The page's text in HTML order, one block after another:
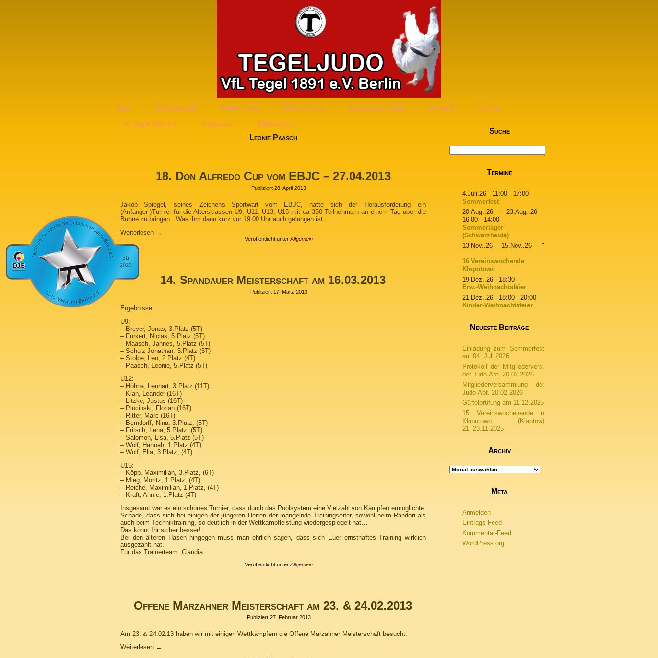
Start Trainingszeiten Matten-Paten Probe-Training Beiträge und Eintritt Vorstand Termine
VfL-Tegel 1891 e.V. Impressum Datenschutz
Leonie Paasch
18. Don Alfredo Cup vom EBJC – 27.04.2013
Publiziert 28. April 2013
Jakob Spiegel, seines Zeichens Sportwart vom EBJC, hatte sich der Herausforderung ein
(Anfänger-)Turnier für die Altersklassen U9, U11, U13, U15 mit ca 350 Teilnehmern an einem Tag über die
Bühne zu bringen. Was ihm dann kurz vor 19:00 Uhr auch gelungen ist.
Weiterlesen →
Veröffentlicht unter Allgemein
14. Spandauer Meisterschaft am 16.03.2013
Publiziert 17. März 2013
Ergebnisse:
U9:
– Breyer, Jonas, 3.Platz (5T)
– Furkert, Niclas, 5.Platz (5T)
– Maasch, Jannes, 5.Platz (5T)
– Schulz Jonathan, 5.Platz (5T)
– Stolpe, Leo, 2.Platz (4T)
– Paasch, Leonie, 5.Platz (5T)
U12:
– Höhna, Lennart, 3.Platz (11T)
– Klan, Leander (16T)
– Litzke, Justus (16T)
– Plucinski, Florian (16T)
– Ritter, Marc (16T)
– Berndorff, Nina, 3.Platz, (5T)
– Fritsch, Lena, 5.Platz, (5T)
– Salomon, Lisa, 5.Platz (5T)
– Wolf, Hannah, 1.Platz (4T)
– Wolf, Ella, 3.Platz, (4T)
U15:
– Köpp, Maximilian, 3.Platz, (6T)
– Mieg, Moritz, 1.Platz, (4T)
– Reiche, Maximilian, 1.Platz, (4T)
– Kraft, Annie, 1.Platz (4T)
Insgesamt war es ein schönes Turnier, dass durch das Poolsystem eine Vielzahl von Kämpfen ermöglichte.
Schade, dass sich bei einigen der jüngeren Herren der mangelnde Trainingseifer, sowohl beim Randori als
auch beim Techniktraining, so deutlich in der Wettkampfleistung wiedergespiegelt hat…
Das könnt Ihr sicher besser!
Bei den älteren Hasen hingegen muss man ehrlich sagen, dass sich Euer ernsthaftes Training wirklich
ausgezahlt hat.
Für das Trainerteam: Claudia
Veröffentlicht unter Allgemein
Offene Marzahner Meisterschaft am 23. & 24.02.2013
Publiziert 27. Februar 2013
Am 23. & 24.02.13 haben wir mit einigen Wettkämpfern die Offene Marzahner Meisterschaft besucht.
Weiterlesen →
Suche
Termine
4.Juli.26- 11:00 - 17:00
Sommerfest
20.Aug..26
– 23.Aug..26 -
16:00 - 14:00
Sommerlager
(Schwarzheide)
13.Nov..26 – 15.Nov..26 - ""
-
16.Vereinswochende
Kłopotowo
19.Dez..26- 18:30 -
Erw.-Weihnachtsfeier
21.Dez..26- 18:00 - 20:00
Kinder-Weihnachtsfeier
Neueste Beiträge
Einladung zum Sommerfest
am 04. Juli 2026
Protokoll der Mitgliedervers.
der Judo-Abt. 20.02.2026
Mitgliederversammlung der
Judo-Abt. 20.02.2026
Gürtelprüfung am 11.12.2025
15. Vereinswochenende in
Kłopotowo (Klaptow)
21.-23.11.2025
Archiv
Archiv
Meta
Anmelden
Eintrags-Feed
Kommentar-Feed
WordPress.org